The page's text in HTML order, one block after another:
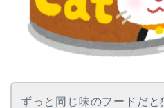
ずっと同じ味のフードだと